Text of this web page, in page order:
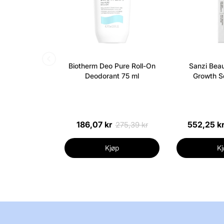
Biotherm Deo Pure Roll-On
Deodorant 75 ml
186,07 kr 275,39 kr
Kjøp
Sanzi
Growth
552,25 kr